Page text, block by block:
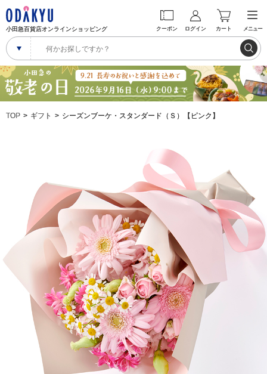
小田急百貨店オンラインショッピング クーポン ログイン カート メニュー
TOP ギフト シーズンブーケ・スタンダード（Ｓ）【ピンク】